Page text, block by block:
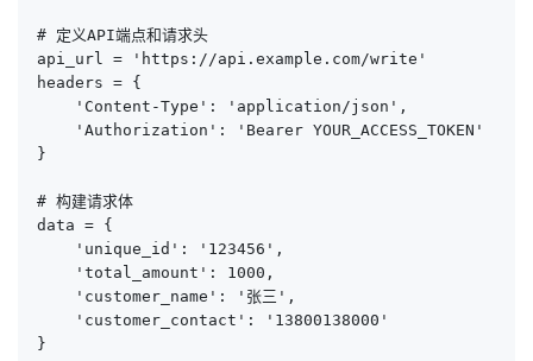
# 定义API端点和请求头
api_url = 'https://api.example.com/write'
headers = {
    'Content-Type': 'application/json',
    'Authorization': 'Bearer YOUR_ACCESS_TOKEN'
}
# 构建请求体
data = {
    'unique_id': '123456',
    'total_amount': 1000,
    'customer_name': '张三',
    'customer_contact': '13800138000'
}